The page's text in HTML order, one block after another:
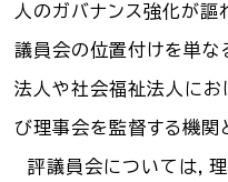
文字サイズ
背景色
人のガバナンス強化が謳
議員会の位置付けを単な
法人や社会福祉法人にお
び理事会を監督する機関
評議員会については，